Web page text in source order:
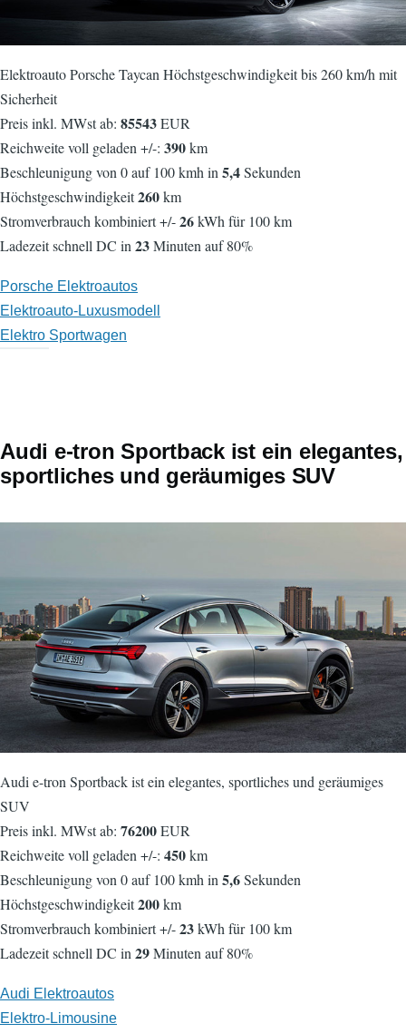
Elektroauto Porsche Taycan Höchstgeschwindigkeit bis 260 km/h mit
Sicherheit
Preis inkl. MWst ab: 85543EUR
Reichweite voll geladen +/-: 390km
Beschleunigung von 0 auf 100 kmh in 5,4Sekunden
Höchstgeschwindigkeit260km
Stromverbrauch kombiniert +/-26kWh für 100 km
Ladezeit schnell DC in 23Minuten auf 80%
Porsche Elektroautos
Elektroauto-Luxusmodell
Elektro Sportwagen
Audi e-tron Sportback ist ein elegantes,
sportliches und geräumiges SUV
Audi e-tron Sportback ist ein elegantes, sportliches und geräumiges
SUV
Preis inkl. MWst ab: 76200EUR
Reichweite voll geladen +/-: 450km
Beschleunigung von 0 auf 100 kmh in 5,6Sekunden
Höchstgeschwindigkeit200km
Stromverbrauch kombiniert +/-23kWh für 100 km
Ladezeit schnell DC in 29Minuten auf 80%
Audi Elektroautos
Elektro-Limousine